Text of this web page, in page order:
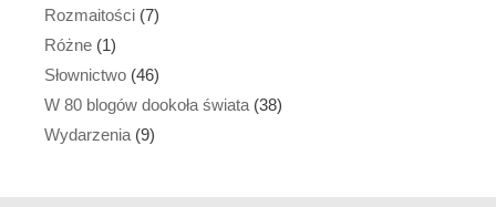
Rozmaitości (7)
Różne (1)
Słownictwo (46)
W 80 blogów dookoła świata (38)
Wydarzenia (9)